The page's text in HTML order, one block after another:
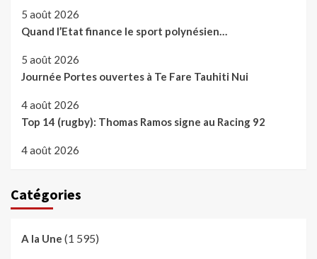
5 août 2026
Quand l’Etat finance le sport polynésien…
5 août 2026
Journée Portes ouvertes à Te Fare Tauhiti Nui
4 août 2026
Top 14 (rugby): Thomas Ramos signe au Racing 92
4 août 2026
Catégories
A la Une (1 595)